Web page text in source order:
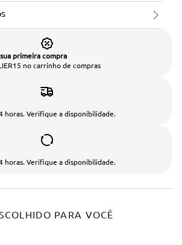
primeira compra
no carrinho de compras
horas. Verifique a disponibilidade.
horas. Verifique a disponibilidade.
PARA VOCÊ